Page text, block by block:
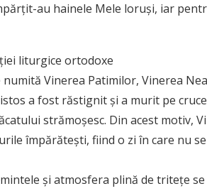
au hainele Mele loruşi, iar
liturgice ortodoxe
Vinerea Patimilor, Vinerea
a fost răstignit şi a murit pe
strămoşesc. Din acest motiv,
împărăteşti, fiind o zi în care nu
şi atmosfera plină de triteţe se